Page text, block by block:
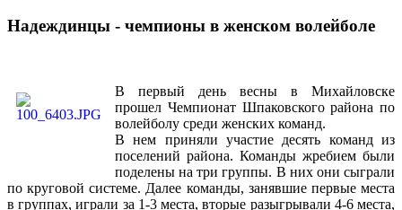
Надеждинцы - чемпионы в женском волейболе
В первый день весны в Михайловске
прошел Чемпионат Шпаковского района по
волейболу среди женских команд.
В нем приняли участие десять команд из
поселений района. Команды жребием были
поделены на три группы. В них они сыграли
по круговой системе. Далее команды, занявшие первые места
в группах, играли за 1-3 места, вторые разыгрывали 4-6 места,